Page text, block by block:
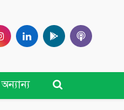
অন্যান্য